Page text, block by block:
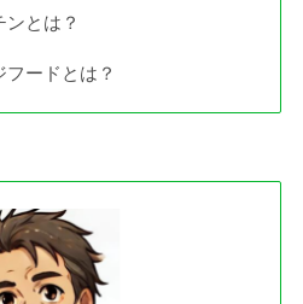
ンとは？
フードとは？